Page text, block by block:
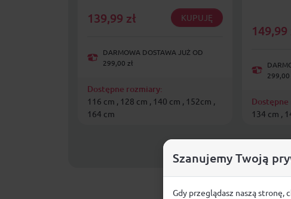
139,99 zł KUPUJĘ
DARMOWA DOSTAWA JUŻ OD
299,00 zł
Dostępne rozmiary:
116 cm , 128 cm , 140 cm , 152cm ,
164 cm
149,99
299,00
134 cm ,
Szanujemy Twoją
Gdy przeglądasz naszą